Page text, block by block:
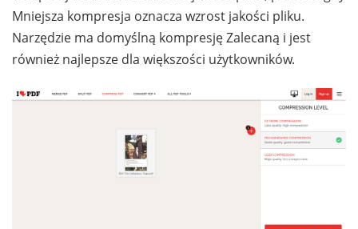
Mniejsza kompresja oznacza wzrost jakości pliku.
Narzędzie ma domyślną kompresję Zalecaną i jest
również najlepsze dla większości użytkowników.